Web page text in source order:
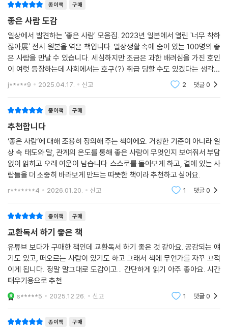
사소한 행동들 덕에 우리는 서로 좋은 사람이라는 신뢰를 쌓아갑니다.
이 책은 좋은 사람 100명을 소개할 뿐만 아니라, 그림 속에서 좋은 사람을
찾는 재미가 있는 퀴즈를 제공합니다. 좋은 사람을 찾을 때마다 정답을 맞
혔다는 희열과 함께 “맞아, 이런 사람이 있지.” 하며 가슴이 간지러워집니
다. “내 주위에는 좋은 사람이 참 많아”라고 말하는 사람은 본인이 진짜 좋
은 사람이라는 증거라고 하죠. 당신은 분명 좋은 사람입니다. 그리고 저자
게 될 것입니다. 자신이 무심코 한 행동이 사실은 다른 사람을 배려한 행동
이었다는 것을 깨닫게 되기 때문입니다. 이 책에 소개된 사람은 100명뿐이
지만, 이 책 덕분에 더 많은 좋은 사람들을 찾게 된다면 우리의 일상은 분명
더 따뜻하고 행복해질 것입니다.
종이책 구매
좋은 사람 도감
일상에서 발견하는 '좋은 사람' 모음집. 2023년 일본에서 열린 '너무 착하
잖아展' 전시 원본을 엮은 책입니다. 일상생활 속에 숨어 있는 100명의 좋
은 사람을 만날 수 있습니다. 세심하지만 조금은 과한 배려심을 가진 호인
이 여럿 등장하는데 사회에서는 호구(?) 취급 당할 수도 있겠다는 생각이
드는 건 저만의 기우일까요... '착하다'는 말이 칭찬인 세상이 되었으면 좋
겠습니다. "
j*****9 2025.04.17. 신고 2 댓글0
종이책 구매
추천합니다
‘좋은 사람’에 대해 조용히 정의해 주는 책이에요. 거창한 기준이 아니라 일
상 속 태도와 말, 관계의 온도를 통해 좋은 사람이 무엇인지 보여줘서 부담
없이 읽히고 오래 여운이 남습니다. 스스로를 돌아보게 하고, 곁에 있는 사
람들을 더 소중히 바라보게 만드는 따뜻한 책이라 추천하고 싶어요.
r*******4 2026.01.20. 신고 1 댓글0
종이책 구매
교환독서 하기 좋은 책
유튜브 보다가 구매한 책인데 교환독서 하기 좋은 것 같아요. 공감되는 얘
기도 있고, 떠오르는 사람이 있기도 하고 그래서 책에 무언가를 자꾸 끄적
이게 됩니다. 정말 말그대로 도감이고... 간단하게 읽기 아주 좋아요. 시간
때우기용으로 추천
s*****5 2025.12.26. 신고 1 댓글0
종이책 구매